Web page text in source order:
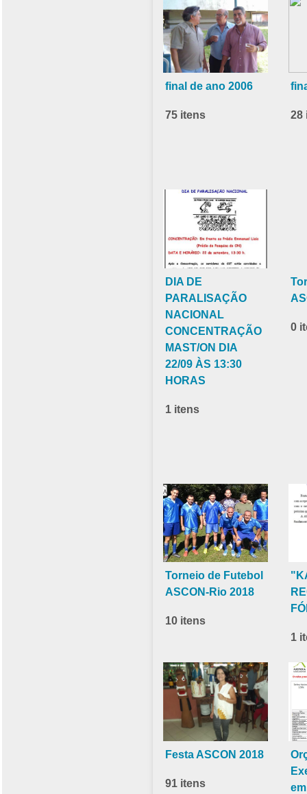
final de ano 2006
75 itens 28
DIA DE
PARALISAÇÃO
NACIONAL
CONCENTRAÇÃO
MAST/ON DIA
22/09 ÀS 13:30
HORAS
1 itens
0
Torneio de Futebol
ASCON-Rio 2018
10 itens
1
Festa ASCON 2018
91 itens